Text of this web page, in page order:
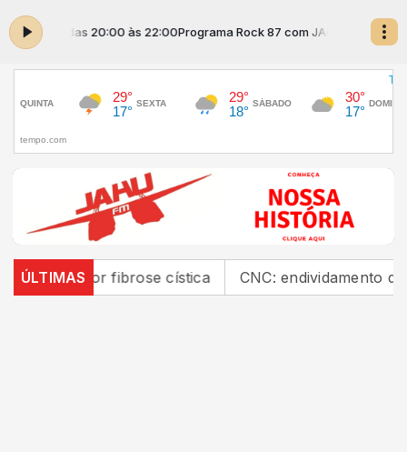
das 20:00 às 22:00Programa Rock 87 com JAHUZINHO das
ÚLTIMAS
por fibrose cística CNC: endividamento das